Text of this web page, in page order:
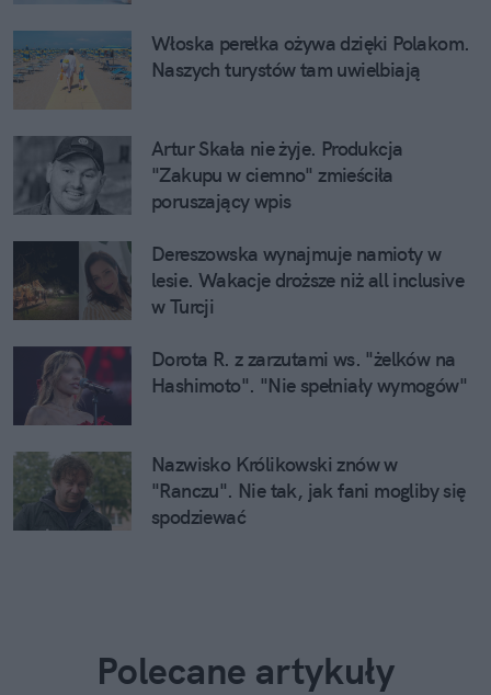
Włoska perełka ożywa dzięki Polakom.
Naszych turystów tam uwielbiają
Artur Skała nie żyje. Produkcja
"Zakupu w ciemno" zmieściła
poruszający wpis
Dereszowska wynajmuje namioty w
lesie. Wakacje droższe niż all inclusive
w Turcji
Dorota R. z zarzutami ws. "żelków na
Hashimoto". "Nie spełniały wymogów"
Nazwisko Królikowski znów w
"Ranczu". Nie tak, jak fani mogliby się
spodziewać
Polecane artykuły